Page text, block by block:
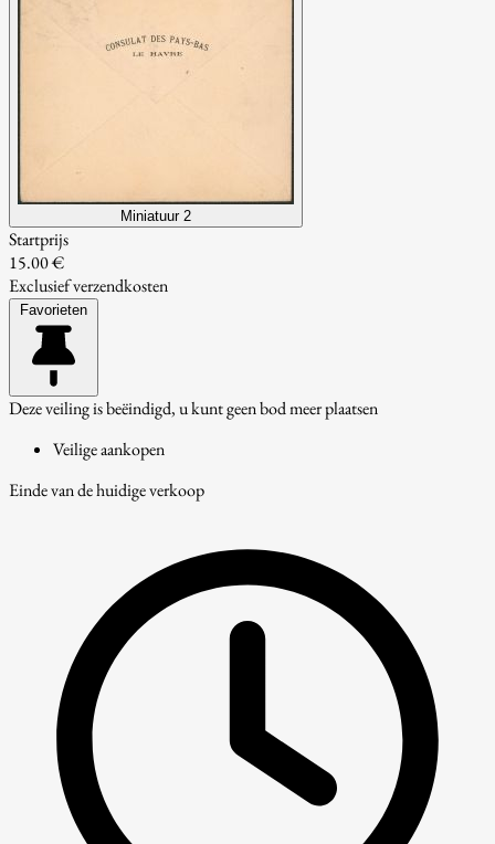
Miniatuur 2
Startprijs
15.00 €
Exclusief verzendkosten
Favorieten
Deze veiling is beëindigd, u kunt geen bod meer plaatsen
Veilige aankopen
Einde van de huidige verkoop